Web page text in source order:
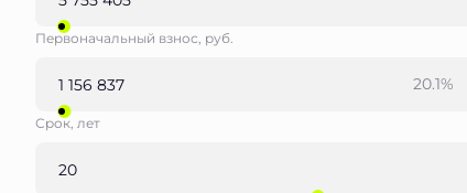
Первоначальный взнос, руб.
20.1%
Срок, лет